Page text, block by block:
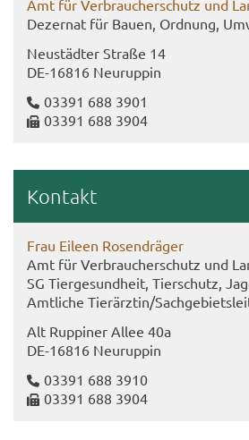
Amt für Ver­brau­cher­schutz und
De­zer­nat für Bauen, Ord­nung,
Neu­städ­ter Stra­ße 14
DE-​16816 Neu­rup­pin
03391 688 3901
03391 688 3904
Kon­takt
Frau Ei­le­en Ro­sen­drä­ger
Amt für Ver­brau­cher­schutz und
SG Tier­ge­sund­heit, Tier­schutz,
Amt­li­che Tier­ärz­tin/
Alt Rup­pi­ner Allee 40a
DE-​16816 Neu­rup­pin
03391 688 3910
03391 688 3904